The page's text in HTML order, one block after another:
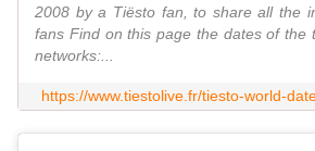
2008 by a Tiësto fan, to share all the
fans Find on this page the dates of the
networks:...
https://www.tiestolive.fr/tiesto-world-